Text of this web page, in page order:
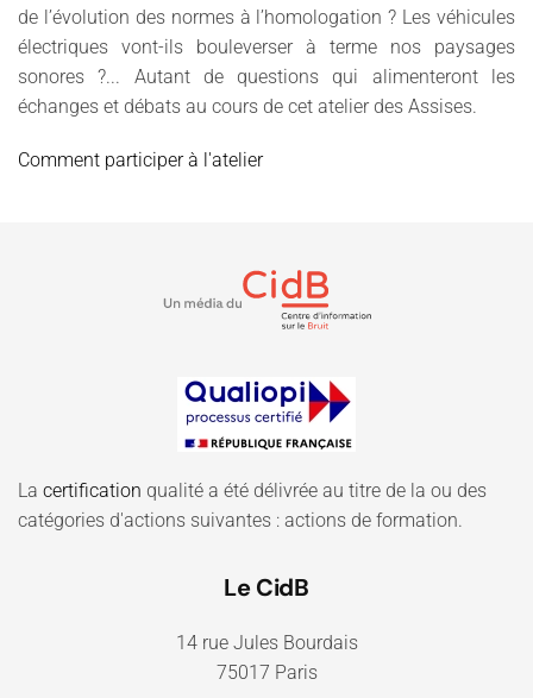
de l’évolution des normes à l’homologation ? Les véhicules
électriques vont-ils bouleverser à terme nos paysages
sonores ?... Autant de questions qui alimenteront les
échanges et débats au cours de cet atelier des Assises.
Comment participer à l'atelier
La certification qualité a été délivrée au titre de la ou des
catégories d'actions suivantes : actions de formation.
Le CidB
14 rue Jules Bourdais
75017 Paris